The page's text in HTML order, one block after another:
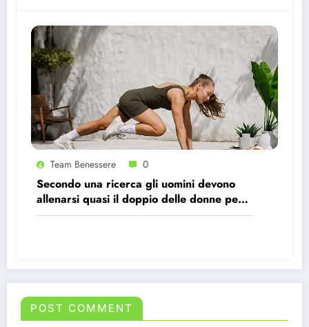
Team Benessere 0
Secondo una ricerca gli uomini devono
allenarsi quasi il doppio delle donne per
avere gli stessi effetti benefici sul cuore
POST COMMENT